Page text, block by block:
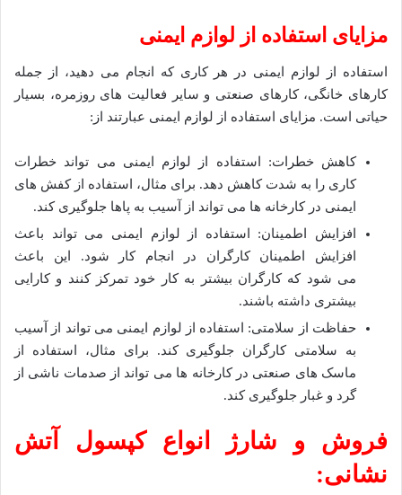
مزایای استفاده از لوازم ایمنی
استفاده از لوازم ایمنی در هر کاری که انجام می دهید، از جمله
کارهای خانگی، کارهای صنعتی و سایر فعالیت های روزمره، بسیار
حیاتی است. مزایای استفاده از لوازم ایمنی عبارتند از:
کاهش خطرات: استفاده از لوازم ایمنی می تواند خطرات
کاری را به شدت کاهش دهد. برای مثال، استفاده از کفش های
ایمنی در کارخانه ها می تواند از آسیب به پاها جلوگیری کند.
افزایش اطمینان: استفاده از لوازم ایمنی می تواند باعث
افزایش اطمینان کارگران در انجام کار شود. این باعث
می شود که کارگران بیشتر به کار خود تمرکز کنند و کارایی
بیشتری داشته باشند.
حفاظت از سلامتی: استفاده از لوازم ایمنی می تواند از آسیب
به سلامتی کارگران جلوگیری کند. برای مثال، استفاده از
ماسک های صنعتی در کارخانه ها می تواند از صدمات ناشی از
گرد و غبار جلوگیری کند.
فروش و شارژ انواع کپسول آتش
نشانی: